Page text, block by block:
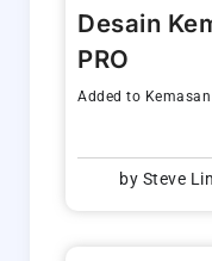
Desain
PRO
Added to
by Steve